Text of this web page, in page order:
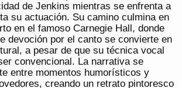
de Jenkins mientras se enfrenta a
su actuación. Su camino culmina en
en el famoso Carnegie Hall, donde
devoción por el canto se convierte en
a pesar de que su técnica vocal
convencional. La narrativa se
entre momentos humorísticos y
creando un retrato pintoresco